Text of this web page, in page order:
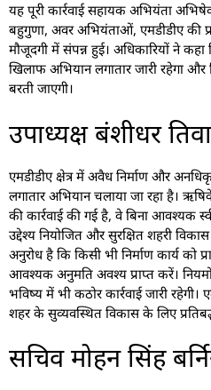
यह पूरी कार्रवाई सहायक अभियंता अभिषेक
बहुगुणा, अवर अभियंताओं, एमडीडीए की
मौजूदगी में संपन्न हुई। अधिकारियों ने कहा
खिलाफ अभियान लगातार जारी रहेगा और
बरती जाएगी।
उपाध्यक्ष बंशीधर
एमडीडीए क्षेत्र में अवैध निर्माण और
लगातार अभियान चलाया जा रहा है।
की कार्रवाई की गई है, वे बिना आवश्यक
उद्देश्य नियोजित और सुरक्षित शहरी
अनुरोध है कि किसी भी निर्माण कार्य को
आवश्यक अनुमति अवश्य प्राप्त करें।
भविष्य में भी कठोर कार्रवाई जारी
शहर के सुव्यवस्थित विकास के लिए
सचिव मोहन सिंह